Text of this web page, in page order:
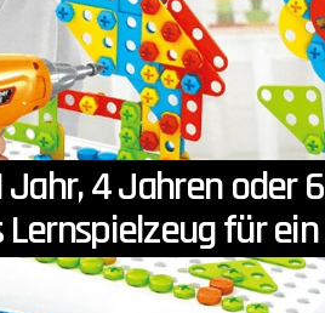
4 Jahren oder 6
für ein